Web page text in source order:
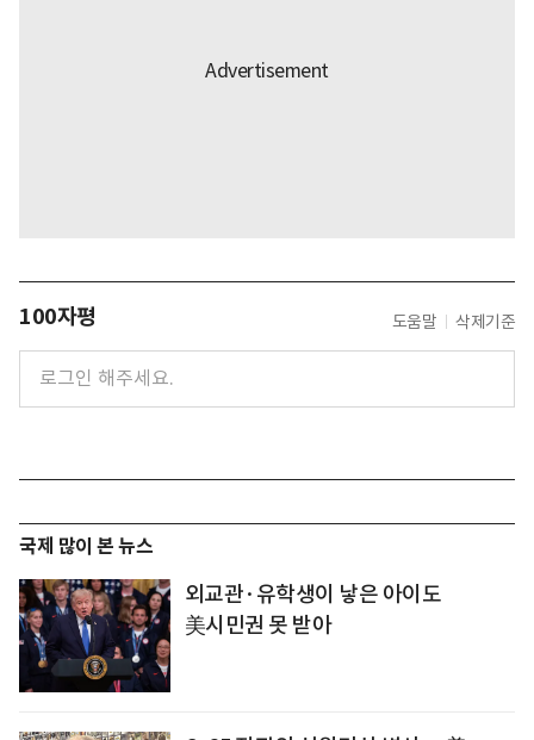
100자평 도움말 삭제기준
국제 많이 본 뉴스
외교관·유학생이 낳은 아이도
美시민권 못 받아